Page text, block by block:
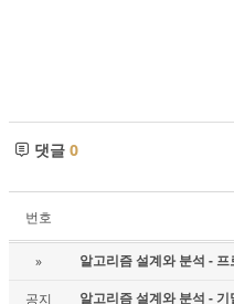
댓글 0
번호
» 알고리즘 설계와 분석 -
공지 알고리즘 설계와 분석 - 기